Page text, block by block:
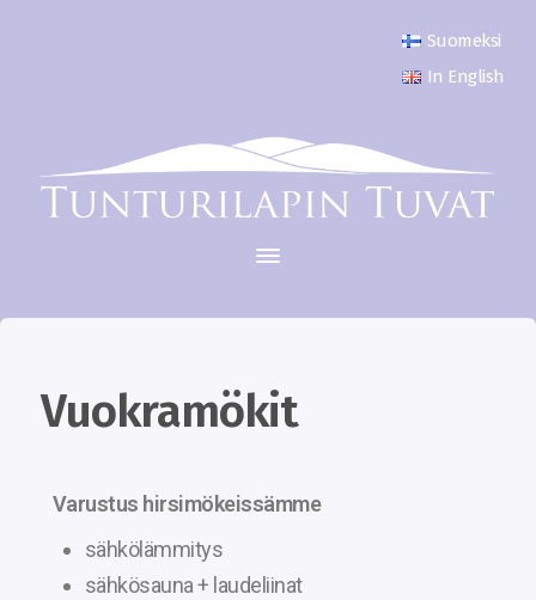
Suomeksi
In English
Vuokramökit
Varustus hirsimökeissämme
sähkölämmitys
sähkösauna + laudeliinat